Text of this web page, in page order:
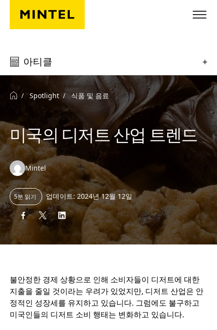
Skip to main content
아티클 +
Spotlight 식품 및 음료
미국의 디저트 산업 트렌드
Authors:
Mintel
5분 읽기 업데이트: 2024년 12월 12일
불안정한 경제 상황으로 인해 소비자들이 디저트에 대한
지출을 줄일 것이라는 우려가 있었지만, 디저트 산업은 안
정적인 성장세를 유지하고 있습니다. 그럼에도 불구하고
미국인들의 디저트 소비 행태는 변화하고 있습니다.